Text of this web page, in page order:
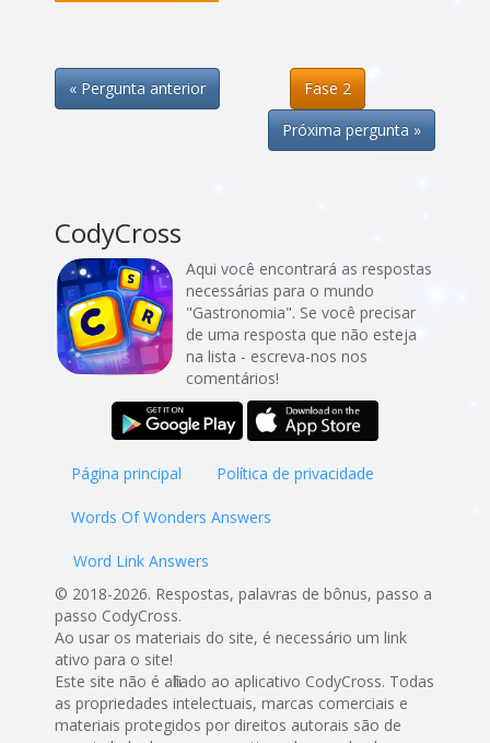
« Pergunta anterior
Fase 2
Próxima pergunta »
CodyCross
Aqui você encontrará as respostas
necessárias para o mundo
"Gastronomia". Se você precisar
de uma resposta que não esteja
na lista - escreva-nos nos
comentários!
Página principal Política de privacidade
Words Of Wonders Answers
Word Link Answers
© 2018-2026. Respostas, palavras de bônus, passo a
passo CodyCross.
Ao usar os materiais do site, é necessário um link
ativo para o site!
Este site não é afiliado ao aplicativo CodyCross. Todas
as propriedades intelectuais, marcas comerciais e
materiais protegidos por direitos autorais são de